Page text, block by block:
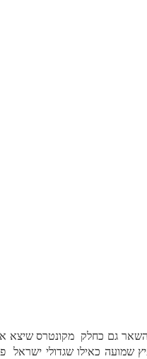
ירושלם ת"ו
השאר גם כחלק מקונטרס שיצא
שמועה כאילו שגדולי ישראל